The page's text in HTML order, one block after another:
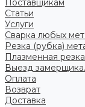
Поставщикам
Статьи
Услуги
Сварка любых
Резка (рубка)
Плазменная
Выезд
Оплата
Возврат
Доставка